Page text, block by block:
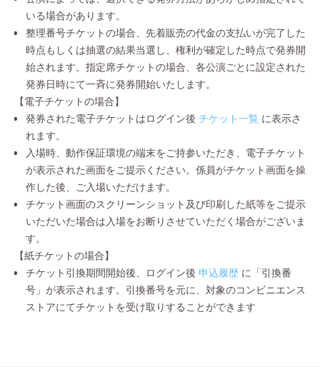
いる場合があります。
整理番号チケットの場合、先着販売の代金の支払いが完了した
時点もしくは抽選の結果当選し、権利が確定した時点で発券開
始されます。指定席チケットの場合、各公演ごとに設定された
発券日時にて一斉に発券開始いたします。
【電子チケットの場合】
発券された電子チケットはログイン後 チケット一覧 に表示さ
れます。
入場時、動作保証環境の端末をご持参いただき、電子チケット
が表示された画面をご提示ください。係員がチケット画面を操
作した後、ご入場いただけます。
チケット画面のスクリーンショット及び印刷した紙等をご提示
いただいた場合は入場をお断りさせていただく場合がございま
す。
【紙チケットの場合】
チケット引換期間開始後、ログイン後 申込履歴 に「引換番
号」が表示されます。引換番号を元に、対象のコンビニエンス
ストアにてチケットを受け取りすることができます